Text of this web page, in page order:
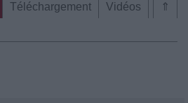
⇑
Téléchargement
Vidéos